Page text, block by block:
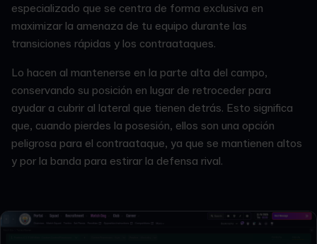
especializado que se centra de forma exclusiva en
maximizar la amenaza de tu equipo durante las
transiciones rápidas y los contraataques.
Lo hacen al mantenerse en la parte alta del campo,
conservando su posición en lugar de retroceder para
ayudar a cubrir al lateral que tienen detrás. Esto significa
que, cuando pierdes la posesión, ellos son una opción
peligrosa para el contraataque, ya que se mantienen altos
y por la banda para estirar la defensa rival.